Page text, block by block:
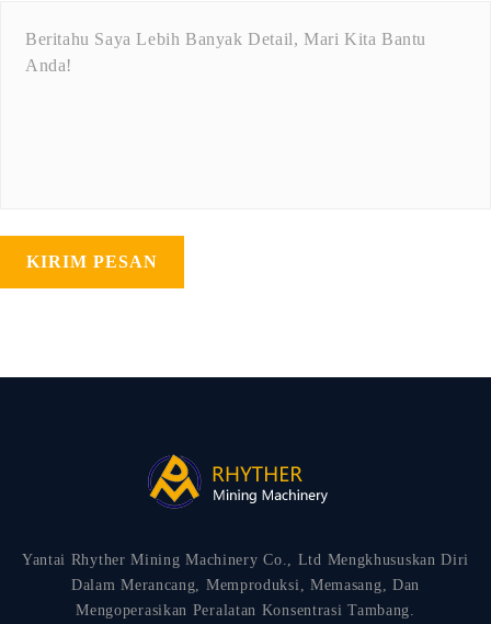
KIRIM PESAN
Yantai Rhyther Mining Machinery Co., Ltd Mengkhususkan Diri
Dalam Merancang, Memproduksi, Memasang, Dan
Mengoperasikan Peralatan Konsentrasi Tambang.